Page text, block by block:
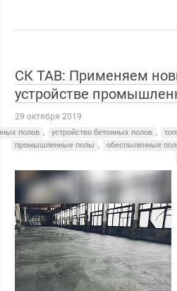
СК ТАВ: Применяем
устройстве
29 октября 2019
полов , устройство бетонных полов ,
промышленные полы , обеспыленные